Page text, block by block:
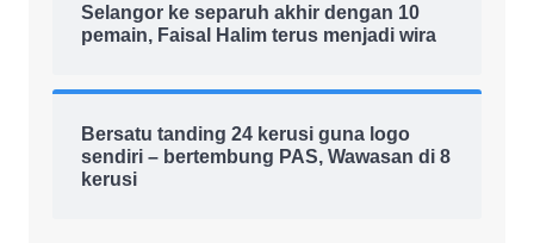
Selangor ke separuh akhir dengan 10
pemain, Faisal Halim terus menjadi wira
Bersatu tanding 24 kerusi guna logo
sendiri – bertembung PAS, Wawasan di 8
kerusi